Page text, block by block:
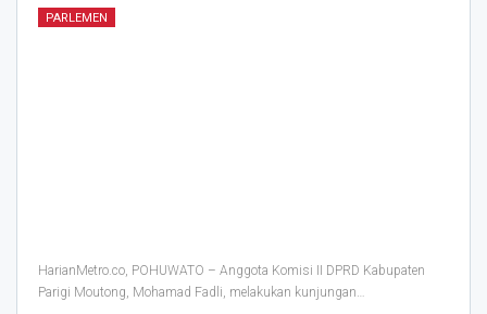
PARLEMEN
HarianMetro.co, POHUWATO – Anggota Komisi II DPRD Kabupaten
Parigi Moutong, Mohamad Fadli, melakukan kunjungan…